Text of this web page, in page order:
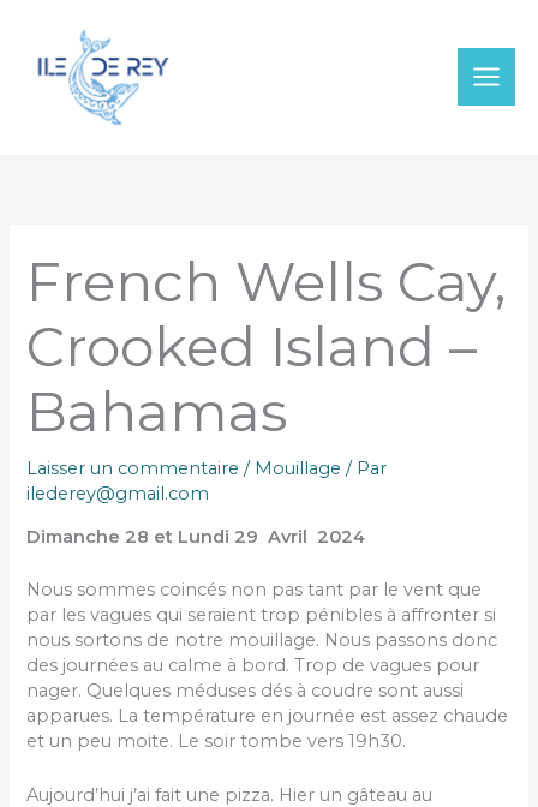
contenu
French Wells Cay,
Crooked Island –
Bahamas
Laisser un commentaire / Mouillage / Par
ilederey@gmail.com
Dimanche 28 et Lundi 29 Avril 2024
Nous sommes coincés non pas tant par le vent que
par les vagues qui seraient trop pénibles à affronter si
nous sortons de notre mouillage. Nous passons donc
des journées au calme à bord. Trop de vagues pour
nager. Quelques méduses dés à coudre sont aussi
apparues. La température en journée est assez chaude
et un peu moite. Le soir tombe vers 19h30.
Aujourd’hui j’ai fait une pizza. Hier un gâteau au